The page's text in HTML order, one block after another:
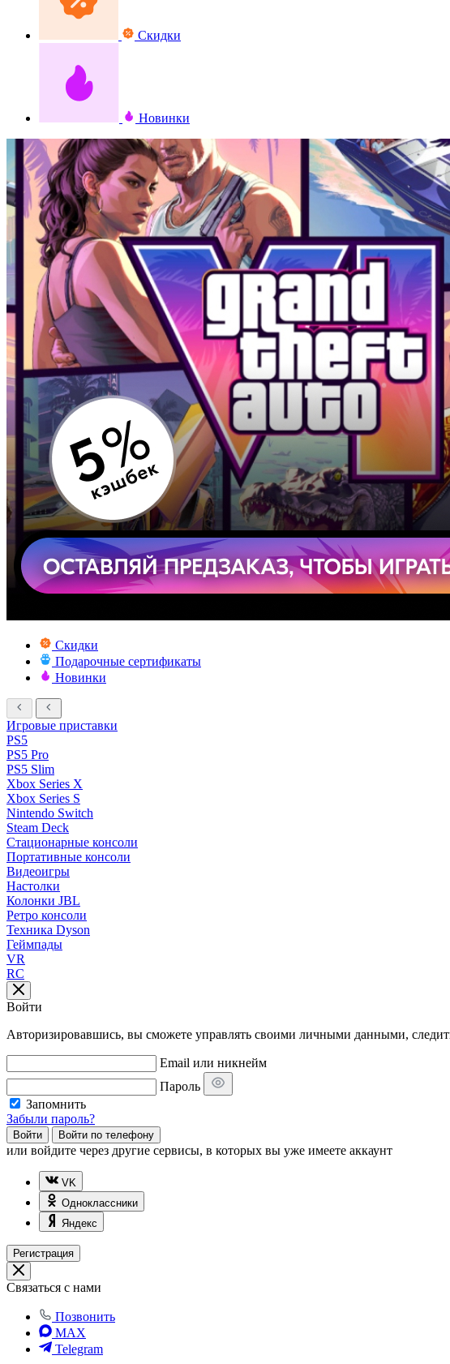
Скидки
Новинки
Скидки
Подарочные сертификаты
Новинки
Игровые приставки
PS5
PS5 Pro
PS5 Slim
Xbox Series X
Xbox Series S
Nintendo Switch
Steam Deck
Стационарные консоли
Портативные консоли
Видеоигры
Настолки
Колонки JBL
Ретро консоли
Техника Dyson
Геймпады
VR
RC
Войти
Авторизировавшись, вы сможете управлять своими личными данными, следить
Email или никнейм
Пароль
Запомнить
Забыли пароль?
Войти Войти по телефону
или войдите через другие сервисы, в которых вы уже имеете аккаунт
VK
Одноклассники
Яндекс
Регистрация
Связаться с нами
Позвонить
MAX
Telegram